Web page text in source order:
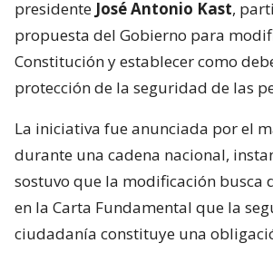
presidente José Antonio Kast,
propuesta del Gobierno para
Constitución y establecer como
protección de la seguridad de las
La iniciativa fue anunciada por el
durante una cadena nacional,
sostuvo que la modificación busca
en la Carta Fundamental que la
ciudadanía constituye una